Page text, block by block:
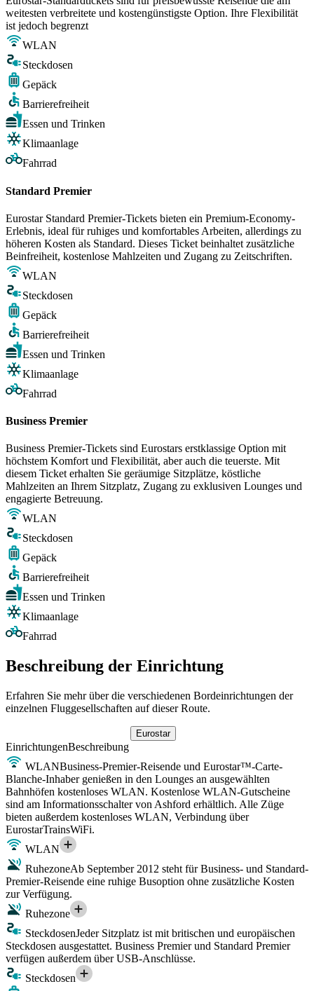
weitesten verbreitete und kostengünstigste Option. Ihre Flexibilität
ist jedoch begrenzt
WLAN
Steckdosen
Gepäck
Barrierefreiheit
Essen und Trinken
Klimaanlage
Fahrrad
Standard Premier
Eurostar Standard Premier-Tickets bieten ein Premium-Economy-
Erlebnis, ideal für ruhiges und komfortables Arbeiten, allerdings zu
höheren Kosten als Standard. Dieses Ticket beinhaltet zusätzliche
Beinfreiheit, kostenlose Mahlzeiten und Zugang zu Zeitschriften.
WLAN
Steckdosen
Gepäck
Barrierefreiheit
Essen und Trinken
Klimaanlage
Fahrrad
Business Premier
Business Premier-Tickets sind Eurostars erstklassige Option mit
höchstem Komfort und Flexibilität, aber auch die teuerste. Mit
diesem Ticket erhalten Sie geräumige Sitzplätze, köstliche
Mahlzeiten an Ihrem Sitzplatz, Zugang zu exklusiven Lounges und
engagierte Betreuung.
WLAN
Steckdosen
Gepäck
Barrierefreiheit
Essen und Trinken
Klimaanlage
Fahrrad
Beschreibung der Einrichtung
Erfahren Sie mehr über die verschiedenen Bordeinrichtungen der
einzelnen Fluggesellschaften auf dieser Route.
Eurostar
EinrichtungenBeschreibung
WLANBusiness-Premier-Reisende und Eurostar™-Carte-
Blanche-Inhaber genießen in den Lounges an ausgewählten
Bahnhöfen kostenloses WLAN. Kostenlose WLAN-Gutscheine
sind am Informationsschalter von Ashford erhältlich. Alle Züge
bieten außerdem kostenloses WLAN, Verbindung über
EurostarTrainsWiFi.
WLAN
RuhezoneAb September 2012 steht für Business- und Standard-
Premier-Reisende eine ruhige Busoption ohne zusätzliche Kosten
zur Verfügung.
Ruhezone
SteckdosenJeder Sitzplatz ist mit britischen und europäischen
Steckdosen ausgestattet. Business Premier und Standard Premier
verfügen außerdem über USB-Anschlüsse.
Steckdosen